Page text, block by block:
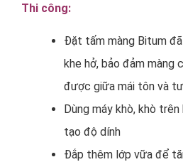
Thi công:
Đặt tấm màng Bitum
khe hở, bảo đảm màng
được giữa mái tôn và
Dùng máy khò, khò
tạo độ dính
Đắp thêm lớp vữa để